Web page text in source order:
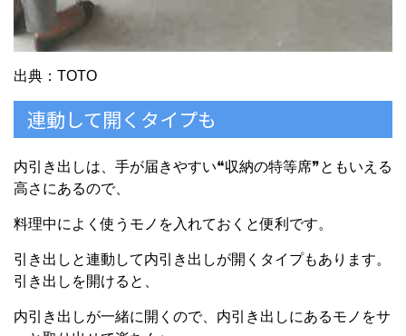
出典：TOTO
連動して開くタイプも
内引き出しは、手が届きやすい❝収納の特等席❞ともいえる
高さにあるので、
料理中によく使うモノを入れておくと便利です。
引き出しと連動して内引き出しが開くタイプもあります。
引き出しを開けると、
内引き出しが一緒に開くので、内引き出しにあるモノをサ